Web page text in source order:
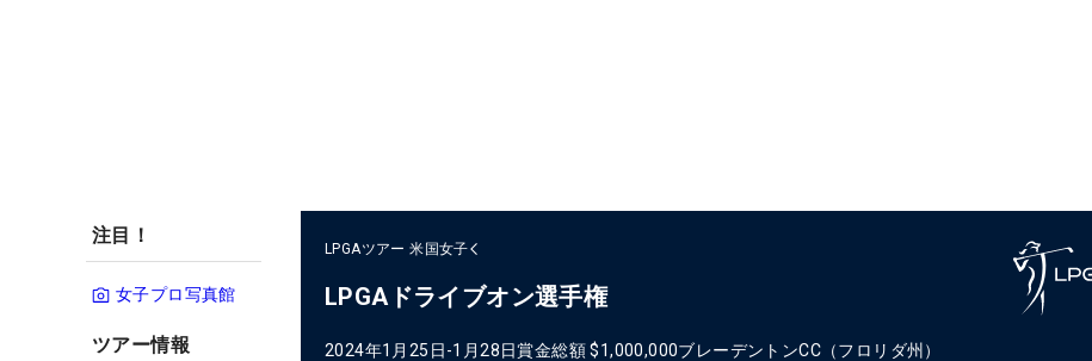
注目！
女子プロ写真館
ツアー情報
LPGAツアー 米国女子
LPGAドライブオン選手権
2024年1月25日-1月28日賞金総額 $1,000,000ブレーデントンCC（フロリダ州）